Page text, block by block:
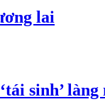
lai
sinh’ làng